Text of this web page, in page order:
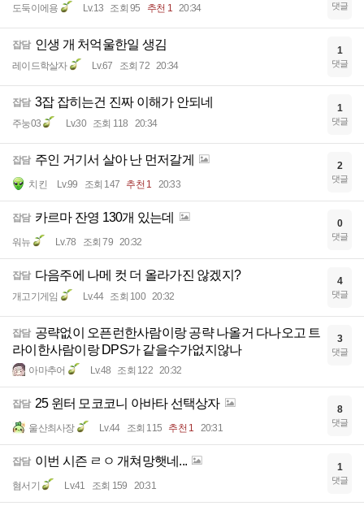
도둑이에용 Lv.13 조회 95 추천 1 20:34 댓글
잡담 인생 개 처억울한일 생김
레이드학살자 Lv.67 조회 72 20:34
1
댓글
잡담 3잡 잡히는건 진짜 이해가 안되네
주눙03 Lv.30 조회 118 20:34
1
댓글
잡담 주인 거기서 살아 난 먼저갈게
치킨 Lv.99 조회 147 추천 1 20:33
2
댓글
잡담 카르마 잔영 130개 있는데
워뉴 Lv.78 조회 79 20:32
0
댓글
잡담 다음주에 나메 컷 더 올라가진 않겠지?
개고기게임 Lv.44 조회 100 20:32
4
댓글
잡담 공략없이 오픈런한사람이랑 공략 나올거 다나오고 트
라이한사람이랑 DPS가 같을수가없지않나
아마추어 Lv.48 조회 122 20:32
3
댓글
잡담 25 윈터 모코코니 아바타 선택상자
울산최사장 Lv.44 조회 115 추천 1 20:31
8
댓글
잡담 이번 시즌 ㄹㅇ 개쳐망햇네...
혐서기 Lv.41 조회 159 20:31
1
댓글